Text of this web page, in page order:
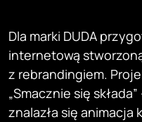
Dla marki DUDA
internetową
z rebrandingiem.
„Smacznie się
znalazła się animacja